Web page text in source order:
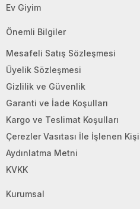
Ev Giyim
Önemli Bilgiler
Mesafeli Satış Sözleşmesi
Üyelik Sözleşmesi
Gizlilik ve Güvenlik
Garanti ve İade Koşulları
Kargo ve Teslimat Koşulları
Çerezler Vasıtası İle İşlenen
Aydınlatma Metni
KVKK
Kurumsal